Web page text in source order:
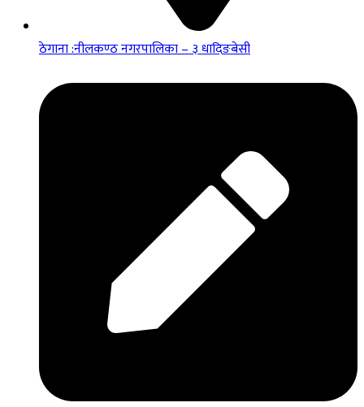
ठेगाना :नीलकण्ठ नगरपालिका – ३ धादिङबेसी